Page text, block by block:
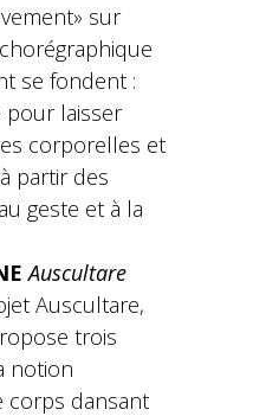
sur
se fondent :
pour laisser
corporelles et
partir des
geste et à la
Auscultare
Auscultare,
trois
notion
corps dansant